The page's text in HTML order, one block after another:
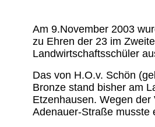
Am 9.November 2003
zu Ehren der 23 im
Landwirtschaftsschüler
Das von H.O.v. Schön
Bronze stand bisher am
Etzenhausen. Wegen
Adenauer-Straße musste